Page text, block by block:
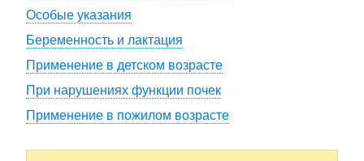
Особые указания
Беременность и лактация
Применение в детском возрасте
При нарушениях функции почек
Применение в пожилом возрасте